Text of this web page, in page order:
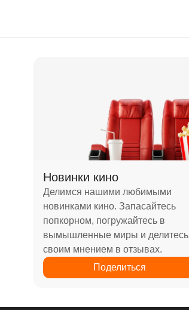
Новинки кино
Делимся нашими любимыми
новинками кино. Запасайтесь
попкорном, погружайтесь в
вымышленные миры и делитесь
своим мнением в отзывах.
Поделиться